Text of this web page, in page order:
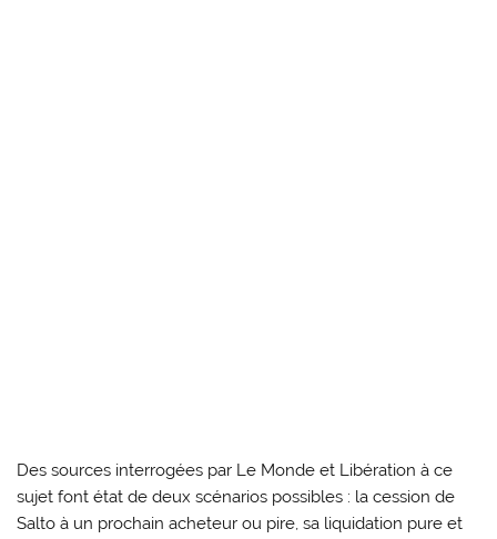
Des sources interrogées par Le Monde et Libération à ce
sujet font état de deux scénarios possibles : la cession de
Salto à un prochain acheteur ou pire, sa liquidation pure et